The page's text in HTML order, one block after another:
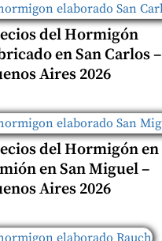
del Hormigón
en San Carlos –
Aires 2026
del Hormigón en
en San Miguel –
Aires 2026